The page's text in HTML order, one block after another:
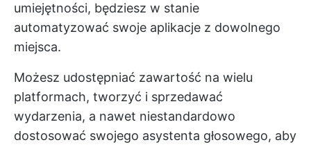
umiejętności, będziesz w stanie
automatyzować swoje aplikacje z dowolnego
miejsca.
Możesz udostępniać zawartość na wielu
platformach, tworzyć i sprzedawać
wydarzenia, a nawet niestandardowo
dostosować swojego asystenta głosowego, aby